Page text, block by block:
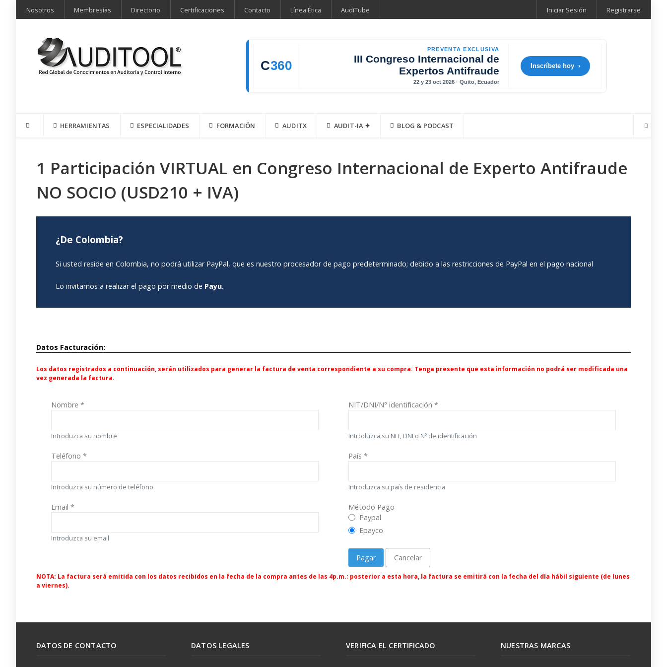
Nosotros Membresías Directorio Certificaciones Contacto Línea Ética AudiTube Iniciar Sesión Registrarse
C360
PREVENTA EXCLUSIVA
III Congreso Internacional de
Expertos Antifraude
22 y 23 oct 2026 · Quito, Ecuador
Inscríbete hoy ›
HERRAMIENTAS ESPECIALIDADES FORMACIÓN AUDITX AUDIT-IA ✦ BLOG & PODCAST
1 Participación VIRTUAL en Congreso Internacional de Experto Antifraude
NO SOCIO (USD210 + IVA)
¿De Colombia?
Si usted reside en Colombia, no podrá utilizar PayPal, que es nuestro procesador de pago predeterminado; debido a las restricciones de PayPal en el pago nacional
Lo invitamos a realizar el pago por medio de Payu.
Datos Facturación:
Los datos registrados a continuación, serán utilizados para generar la factura de venta correspondiente a su compra. Tenga presente que esta información no podrá ser modificada una
vez generada la factura.
Nombre *
Introduzca su nombre
NIT/DNI/N° identificación *
Introduzca su NIT, DNI o Nº de identificación
Teléfono *
Introduzca su número de teléfono
País *
Introduzca su país de residencia
Email *
Introduzca su email
Método Pago
Método Pago
Paypal
Epayco
Pagar Cancelar
NOTA: La factura será emitida con los datos recibidos en la fecha de la compra antes de las 4p.m.; posterior a esta hora, la factura se emitirá con la fecha del día hábil siguiente (de lunes
a viernes).
DATOS DE CONTACTO DATOS LEGALES VERIFICA EL CERTIFICADO NUESTRAS MARCAS